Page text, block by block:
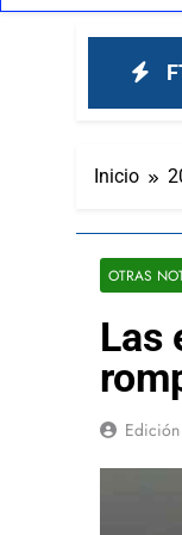
Inicio
OTRAS
Las